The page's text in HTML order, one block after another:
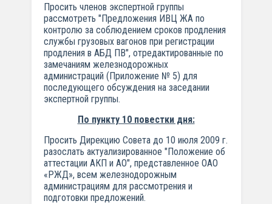
Просить членов экспертной группы
рассмотреть "Предложения ИВЦ ЖА по
контролю за соблюдением сроков продления
службы грузовых вагонов при регистрации
продления в АБД ПВ", отредактированные по
замечаниям железнодорожных
администраций (Приложение № 5) для
последующего обсуждения на заседании
экспертной группы.
По пункту 10 повестки дня:
Просить Дирекцию Совета до 10 июля 2009 г.
разослать актуализированное "Положение об
аттестации АКП и АО", представленное ОАО
«РЖД», всем железнодорожным
администрациям для рассмотрения и
подготовки предложений.